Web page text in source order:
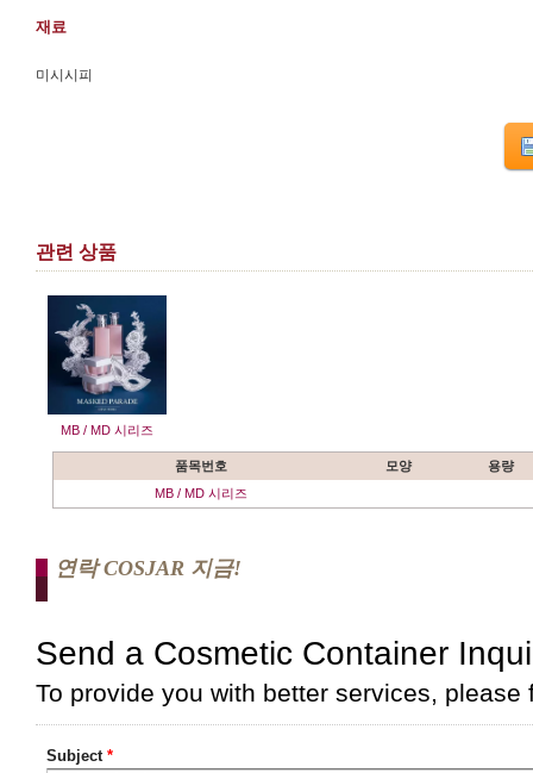
재료
미시시피
관련 상품
MB / MD 시리즈
품목번호 모양
용량
MB / MD 시리즈
연락 COSJAR 지금!